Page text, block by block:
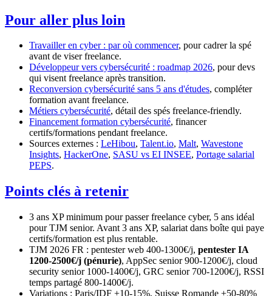
Pour aller plus loin
Travailler en cyber : par où commencer, pour cadrer la spé
avant de viser freelance.
Développeur vers cybersécurité : roadmap 2026, pour devs
qui visent freelance après transition.
Reconversion cybersécurité sans 5 ans d'études, compléter
formation avant freelance.
Métiers cybersécurité, détail des spés freelance-friendly.
Financement formation cybersécurité, financer
certifs/formations pendant freelance.
Sources externes : LeHibou, Talent.io, Malt, Wavestone
Insights, HackerOne, SASU vs EI INSEE, Portage salarial
PEPS.
Points clés à retenir
3 ans XP minimum pour passer freelance cyber, 5 ans idéal
pour TJM senior. Avant 3 ans XP, salariat dans boîte qui paye
certifs/formation est plus rentable.
TJM 2026 FR : pentester web 400-1300€/j, pentester IA
1200-2500€/j (pénurie), AppSec senior 900-1200€/j, cloud
security senior 1000-1400€/j, GRC senior 700-1200€/j, RSSI
temps partagé 800-1400€/j.
Variations : Paris/IDF +10-15%, Suisse Romande +50-80%